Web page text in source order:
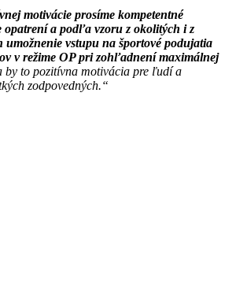
motivácie prosíme kompetentné
opatrení a podľa vzoru z okolitých i z
vstupu na športové podujatia
v režime OP pri zohľadnení maximálnej
by to pozitívna motivácia pre ľudí a
zodpovedných.